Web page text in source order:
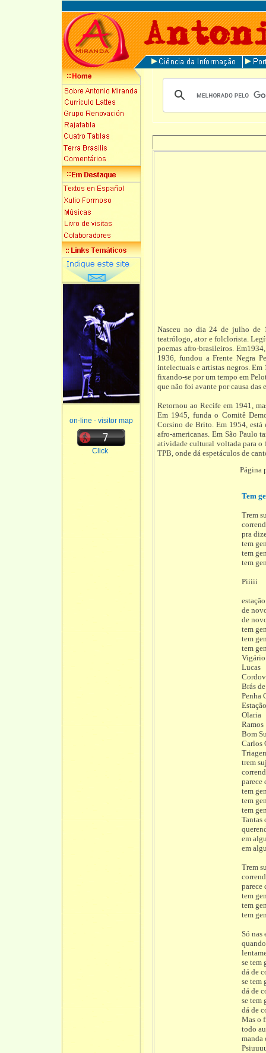
on-line - visitor map
Click
Nasceu no dia 24 de julho de
teatrólogo, ator e folclorista.
poemas afro-brasileiros.
1936, fundou a Frente Negra
intelectuais e artistas negros.
fixando-se por um tempo em
que não foi avante por causa das
Retornou ao Recife em 1941,
Em 1945, funda o Comitê
Corsino de Brito. Em 1954, está
afro-americanas. Em São Paulo
atividade cultural voltada para o
TPB, onde dá espetáculos de
Página
Tem
Trem
pra
tem
tem
tem
Piiiii
de
de
tem
tem
tem
Lucas
Brás
Penha
Olaria
Ramos
Bom
Carlos
trem
parece
tem
tem
tem
Tantas
em
em
Trem
parece
tem
tem
tem
Só nas
se tem
dá de
se tem
dá de
se tem
dá de
Mas o
todo
manda